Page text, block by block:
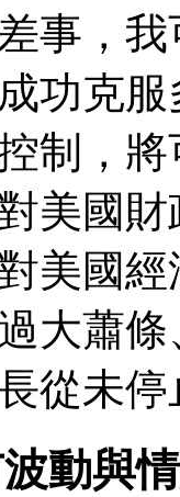
事，
功克
制，
美國
美國
大蕭
從未
動與